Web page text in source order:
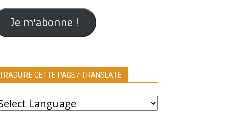
Je m'abonne !
CETTE PAGE / TRANSLATE